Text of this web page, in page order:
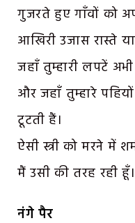
गुजरते हुए गाँवों को
आखिरी उजास रास्ते
जहाँ तुम्हारी लपटें
और जहाँ तुम्हारे
टूटती हैं।
ऐसी स्त्री को मरने में
मैं उसी की तरह रही हूँ।
नंगे पैर